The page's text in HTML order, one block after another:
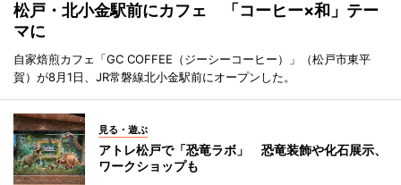
松戸・北小金駅前にカフェ 「コーヒー×和」テー
マに
自家焙煎カフェ「GC COFFEE（ジーシーコーヒー）」（松戸市東平
賀）が8月1日、JR常磐線北小金駅前にオープンした。
見る・遊ぶ
アトレ松戸で「恐竜ラボ」 恐竜装飾や化石展示、
ワークショップも